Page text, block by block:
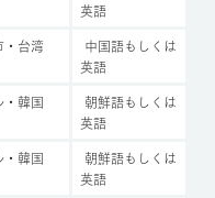
英語
・台湾
中国語もしくは
英語
・韓国
朝鮮語もしくは
英語
・韓国
朝鮮語もしくは
英語